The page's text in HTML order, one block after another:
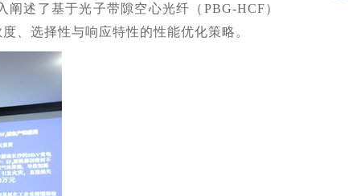
述了基于光子带隙空心光纤（PBG-HCF）
、选择性与响应特性的性能优化策略。